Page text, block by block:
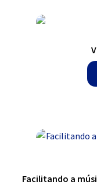
Facilitando a